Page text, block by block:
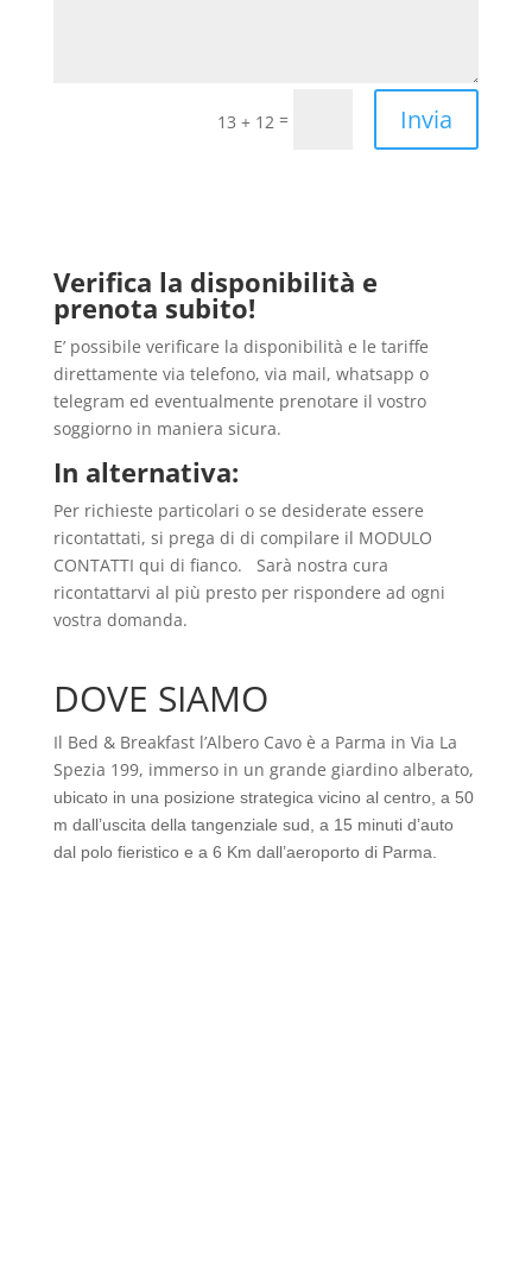
13 + 12 = Invia
Verifica la disponibilità e
prenota subito!
E’ possibile verificare la disponibilità e le tariffe
direttamente via telefono, via mail, whatsapp o
telegram ed eventualmente prenotare il vostro
soggiorno in maniera sicura.
In alternativa:
Per richieste particolari o se desiderate essere
ricontattati, si prega di di compilare il MODULO
CONTATTI qui di fianco. Sarà nostra cura
ricontattarvi al più presto per rispondere ad ogni
vostra domanda.
DOVE SIAMO
Il Bed & Breakfast l’Albero Cavo è a Parma in Via La
Spezia 199, immerso in un grande giardino alberato,
ubicato in una posizione strategica vicino al centro, a 50
m dall’uscita della tangenziale sud, a 15 minuti d’auto
dal polo fieristico e a 6 Km dall’aeroporto di Parma.